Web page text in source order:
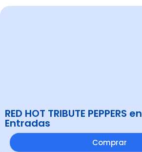
RED HOT TRIBUTE PEPPERS
Entradas
Comprar